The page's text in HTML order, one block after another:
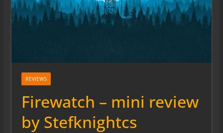
REVIEWS
Firewatch – mini review
by Stefknightcs